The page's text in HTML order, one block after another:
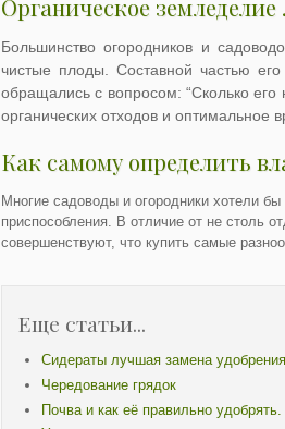
Органическое
Большинство огородников и
чистые плоды. Составной частью
обращались с вопросом: “Сколько его
органических отходов и оптимальное
Как самому определить
Многие садоводы и огородники хотели
приспособления. В отличие от не столь
совершенствуют, что купить самые
Еще статьи...
Сидераты лучшая замена
Чередование грядок
Почва и как её правильно удобрять.